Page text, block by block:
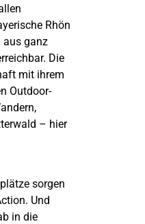
Rhön
aus ganz
Die
mit ihrem
Outdoor-
– hier
sorgen
Und
in die